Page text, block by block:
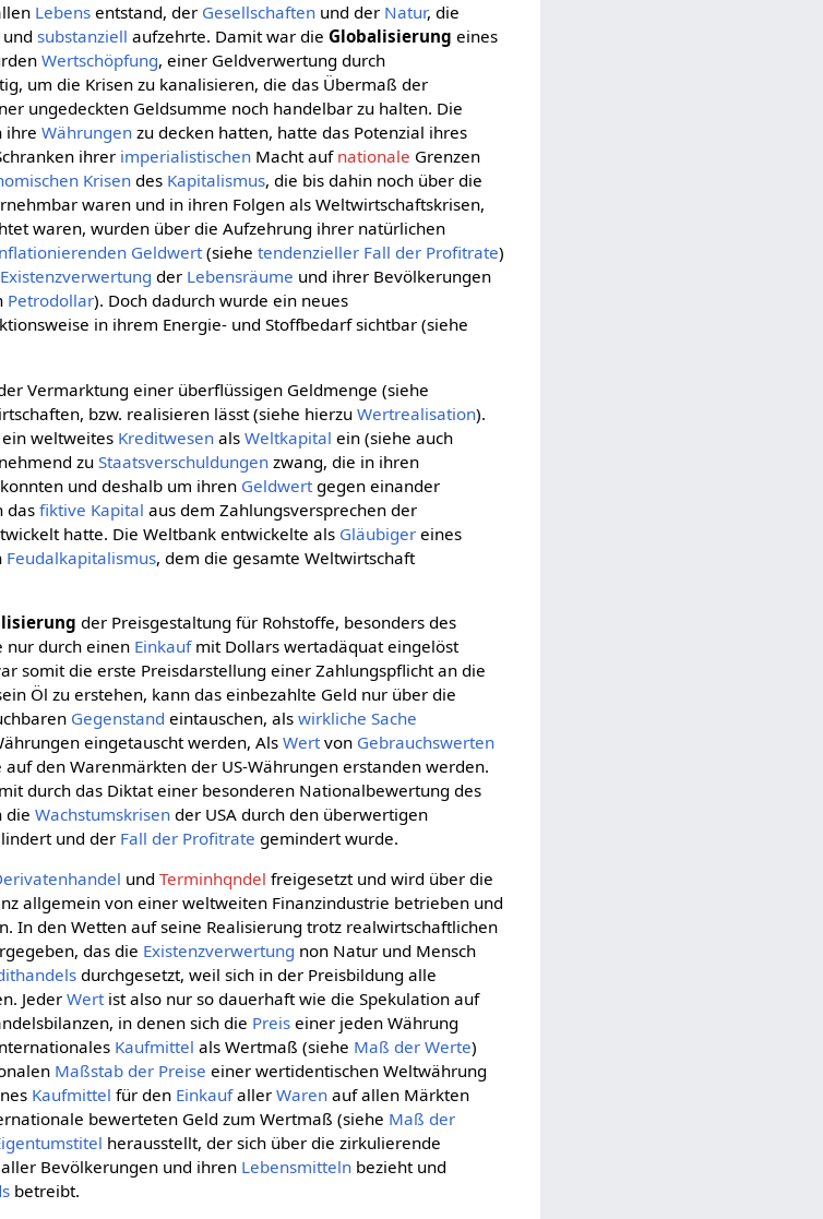
Lebens entstand, der Gesellschaften und der Natur, die
undsubstanziell aufzehrte. Damit war dieGlobalisierung eines
Wertschöpfung, einer Geldverwertung durch
um die Krisen zu kanalisieren, die das Übermaß der
ungedeckten Geldsumme noch handelbar zu halten. Die
ihreWährungen zu decken hatten, hatte das Potenzial ihres
ihrer imperialistischen Macht auf nationale Grenzen
Krisendes Kapitalismus, die bis dahin noch über die
waren und in ihren Folgen als Weltwirtschaftskrisen,
waren, wurden über die Aufzehrung ihrer natürlichen
Geldwert(siehetendenzieller Fall der Profitrate)
Existenzverwertung der Lebensräume und ihrer Bevölkerungen
Petrodollar). Doch dadurch wurde ein neues
in ihrem Energie- und Stoffbedarf sichtbar (siehe
Vermarktung einer überflüssigen Geldmenge (siehe
bzw. realisieren lässt (siehe hierzuWertrealisation).
weltweites Kreditwesen alsWeltkapital ein (siehe auch
zuStaatsverschuldungen zwang, die in ihren
und deshalb um ihren Geldwert gegen einander
dasfiktive Kapital aus dem Zahlungsversprechen der
hatte. Die Weltbank entwickelte als Gläubiger eines
Feudalkapitalismus, dem die gesamte Weltwirtschaft
der Preisgestaltung für Rohstoffe, besonders des
nur durch einen Einkaufmit Dollars wertadäquat eingelöst
somit die erste Preisdarstellung einer Zahlungspflicht an die
Öl zu erstehen, kann das einbezahlte Geld nur über die
Gegenstand eintauschen, alswirkliche Sache
eingetauscht werden, AlsWert von Gebrauchswerten
den Warenmärkten der US-Währungen erstanden werden.
durch das Diktat einer besonderen Nationalbewertung des
dieWachstumskrisen der USA durch den überwertigen
und der Fall der Profitrate gemindert wurde.
undTerminhqndel freigesetzt und wird über die
allgemein von einer weltweiten Finanzindustrie betrieben und
In den Wetten auf seine Realisierung trotz realwirtschaftlichen
das die Existenzverwertung non Natur und Mensch
durchgesetzt, weil sich in der Preisbildung alle
JederWertist also nur so dauerhaft wie die Spekulation auf
in denen sich die Preis einer jeden Währung
Kaufmittel als Wertmaß (siehe Maß der Werte)
Maßstab der Preise einer wertidentischen Weltwährung
Kaufmittel für den EinkaufallerWaren auf allen Märkten
bewerteten Geld zum Wertmaß (siehe Maß der
herausstellt, der sich über die zirkulierende
Bevölkerungen und ihren Lebensmitteln bezieht und
betreibt.